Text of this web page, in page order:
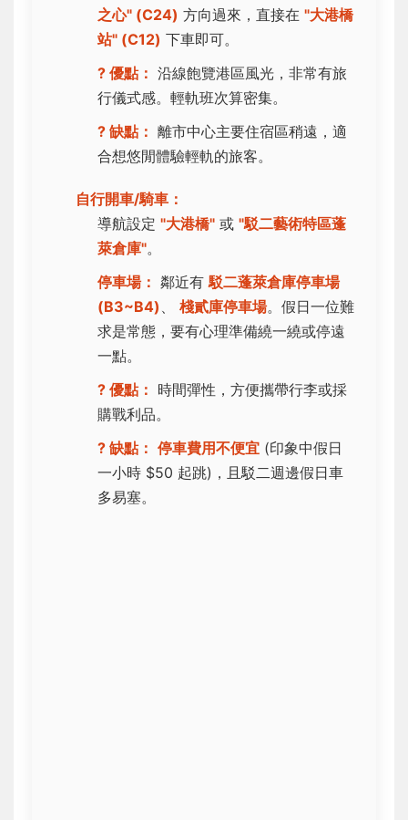
之心" (C24) 方向過來，直接在 "大港橋
站" (C12) 下車即可。
? 優點： 沿線飽覽港區風光，非常有旅
行儀式感。輕軌班次算密集。
? 缺點： 離市中心主要住宿區稍遠，適
合想悠閒體驗輕軌的旅客。
自行開車/騎車：
導航設定 "大港橋" 或 "駁二藝術特區蓬
萊倉庫"。
停車場： 鄰近有駁二蓬萊倉庫停車場
(B3~B4) 、 棧貳庫停車場。假日一位難
求是常態，要有心理準備繞一繞或停遠
一點。
? 優點： 時間彈性，方便攜帶行李或採
購戰利品。
? 缺點： 停車費用不便宜 (印象中假日
一小時 $50 起跳)，且駁二週邊假日車
多易塞。